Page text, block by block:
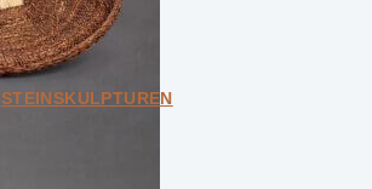
STEINSKULPTUREN